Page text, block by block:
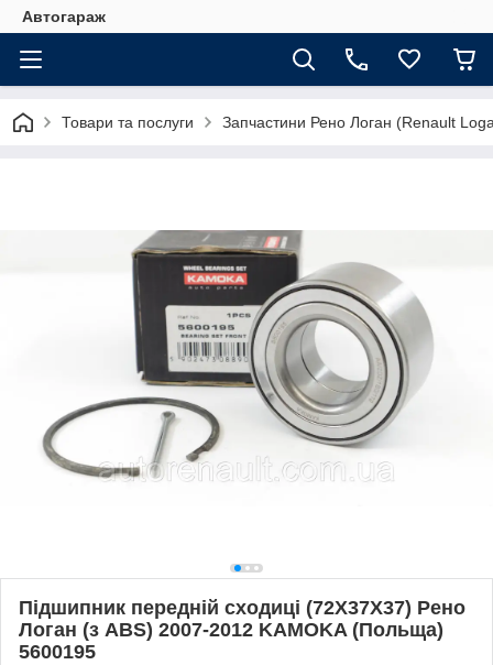
Автогараж
Товари та послуги Запчастини Рено Логан (Renault
Підшипник передній сходиці (72X37X37) Рено
Логан (з ABS) 2007-2012 KAMOKA (Польща)
5600195